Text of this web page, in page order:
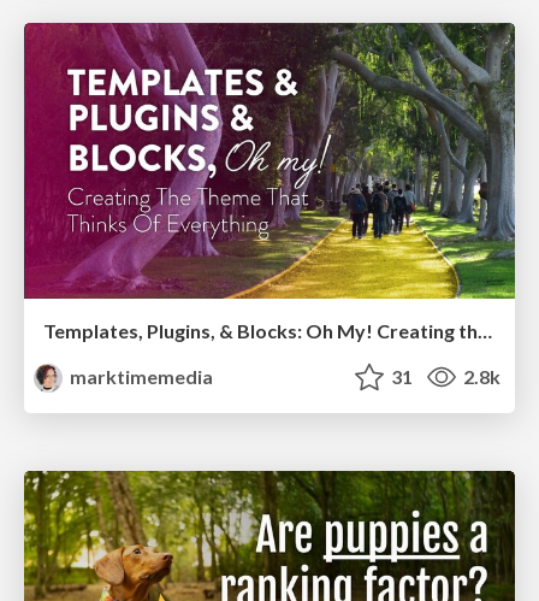
Templates, Plugins, & Blocks: Oh My! Creating the theme that thinks of everything
marktimemedia
31 2.8k